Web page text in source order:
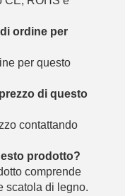
ordine per
per questo
di questo
contattando
prodotto?
comprende
scatola di legno.